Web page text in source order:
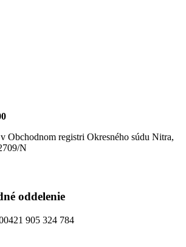
Obchodnom registri Okresného súdu Nitra,
N
oddelenie
905 324 784